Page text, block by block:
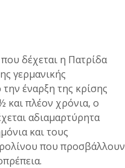
δέχεται η Πατρίδα
γερμανικής
έναρξη της κρίσης
και πλέον χρόνια, ο
αδιαμαρτύρητα
και τους
που προσβάλλουν